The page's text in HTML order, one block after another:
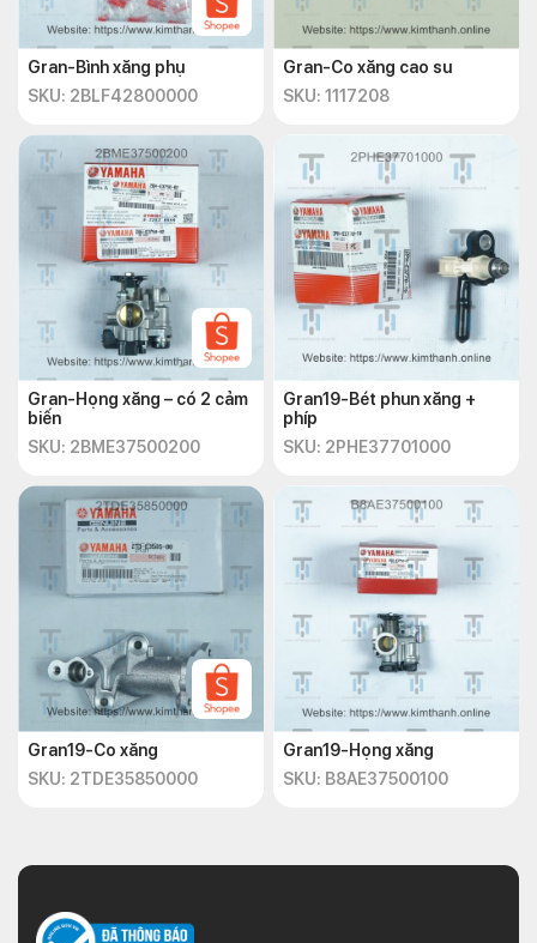
Gran-Bình xăng phụ
SKU: 2BLF42800000
Gran-Co xăng cao su
SKU: 1117208
Gran-Họng xăng – có 2 cảm
biến
SKU: 2BME37500200
Gran19-Bét phun xăng +
phíp
SKU: 2PHE37701000
Gran19-Co xăng
SKU: 2TDE35850000
Gran19-Họng xăng
SKU: B8AE37500100